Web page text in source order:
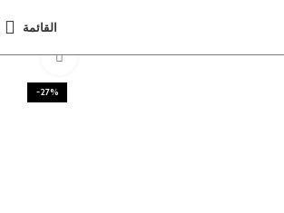
القائمة
-27%
Click to enlarge